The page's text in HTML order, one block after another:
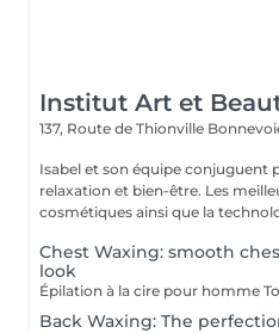
Institut Art et
137, Route de Thionville
Isabel et son équipe conjuguent
relaxation et bien-être. Les meilleures marques esthétiques et
cosmétiques ainsi que la
Chest Waxing: smooth
look
Back Waxing: The